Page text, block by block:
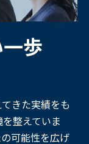
歩
きた実績をも
整えていま
可能性を広げ